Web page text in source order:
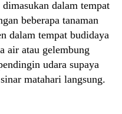
dalam tempat
beberapa tanaman
dalam tempat budidaya
air atau gelembung
udara supaya
matahari langsung.